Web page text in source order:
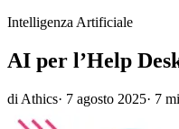
Intelligenza Artificiale
AI per l’Help
di Athics· 7 agosto 2025· 7